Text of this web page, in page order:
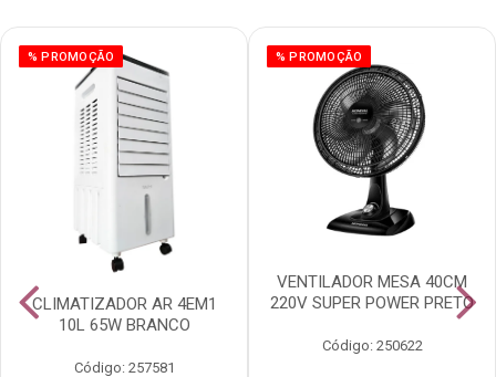
% PROMOÇÃO
CLIMATIZADOR AR 4EM1
10L 65W BRANCO
Código: 257581
% PROMOÇÃO
VENTILADOR MESA 40CM
220V SUPER POWER PRETO
Código: 250622